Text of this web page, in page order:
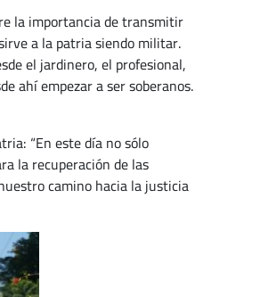
la importancia de transmitir
a la patria siendo militar.
el jardinero, el profesional,
ahí empezar a ser soberanos.
“En este día no sólo
la recuperación de las
camino hacia la justicia